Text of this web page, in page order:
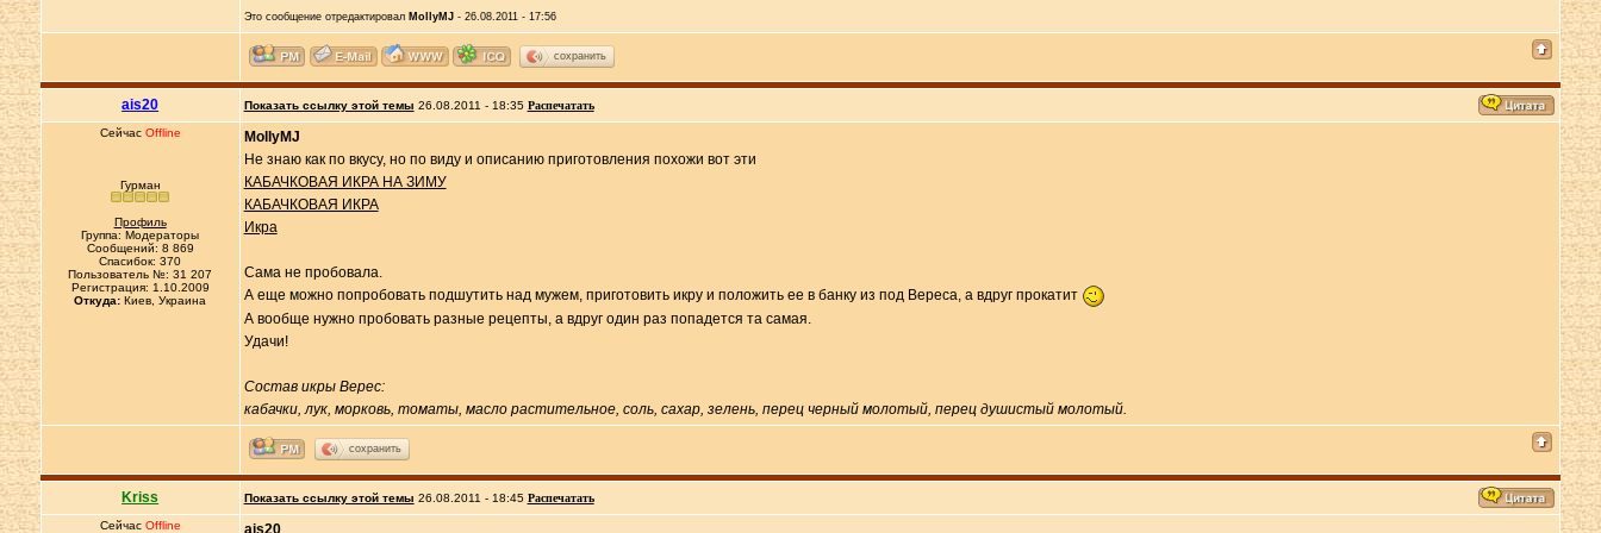
Это сообщение отредактировал MollyMJ- 26.08.2011 - 17:56
сохранить
ais20 Показать ссылку этой темы 26.08.2011 - 18:35 Распечатать
Сейчас Offline
Гурман
Профиль
Группа: Модераторы
Сообщений: 8 869
Спасибок: 370
Пользователь №: 31 207
Регистрация: 1.10.2009
Откуда: Киев, Украина
MollyMJ
Не знаю как по вкусу, но по виду и описанию приготовления похожи вот эти
КАБАЧКОВАЯ ИКРА НА ЗИМУ
КАБАЧКОВАЯ ИКРА
Икра
Сама не пробовала.
А еще можно попробовать подшутить над мужем, приготовить икру и положить ее в банку из под Вереса, а вдруг прокатит
А вообще нужно пробовать разные рецепты, а вдруг один раз попадется та самая.
Удачи!
Состав икры Верес:
кабачки, лук, морковь, томаты, масло растительное, соль, сахар, зелень, перец черный молотый, перец душистый молотый.
сохранить
Kriss Показать ссылку этой темы 26.08.2011 - 18:45 Распечатать
Сейчас Offline
ais20